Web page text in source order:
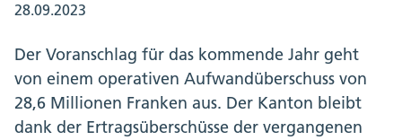
28.09.2023
Der Voranschlag für das kommende Jahr geht
von einem operativen Aufwandüberschuss von
28,6 Millionen Franken aus. Der Kanton bleibt
dank der Ertragsüberschüsse der vergangenen